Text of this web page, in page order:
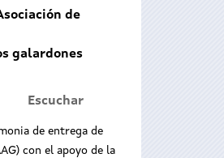
de
galardones
Escuchar
de entrega de
con el apoyo de la